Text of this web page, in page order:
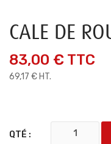
CALE DE
83,00 € TTC
69,17 € HT.
QTÉ :